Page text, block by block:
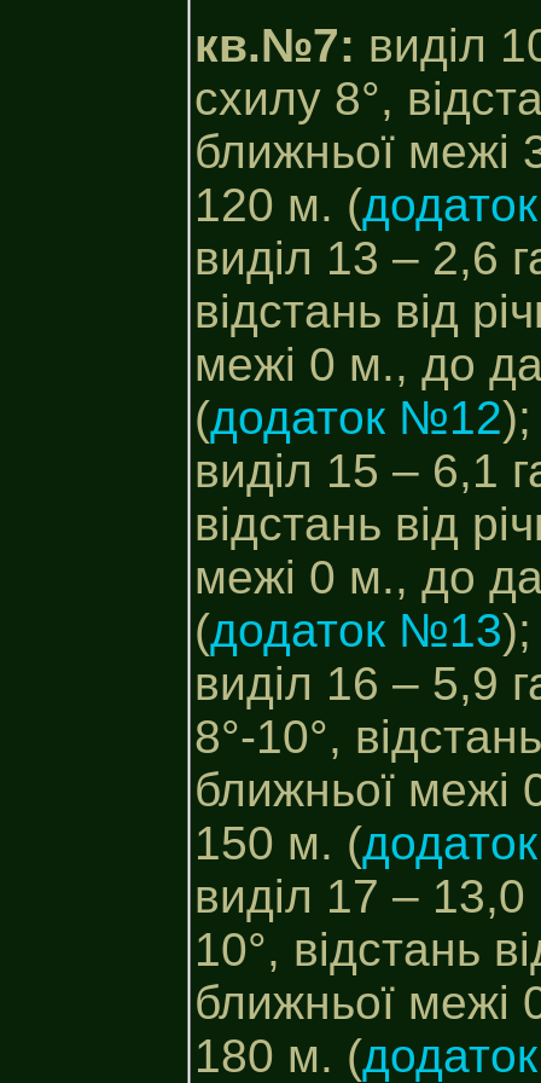
кв.№7: виділ
схилу 8°,
ближньої межі
120 м. (
виділ 13 – 2,6
відстань від
межі 0 м., до
(додаток №12);
виділ 15 – 6,1
відстань від
межі 0 м., до
(додаток №13);
виділ 16 – 5,9
8°-10°,
ближньої межі
150 м. (
виділ 17 – 13,0
10°, відстань
ближньої межі
180 м. (